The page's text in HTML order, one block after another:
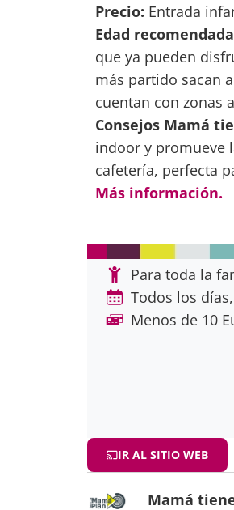
Precio: Entrada
Edad
que ya pueden
más partido sacan
cuentan con zonas
Consejos Mamá
indoor y promueve
cafetería, perfecta
Más información.
Para toda la
Todos los
Menos de 10
IR AL SITIO WEB
Mamá